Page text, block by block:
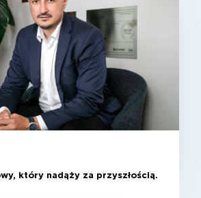
który nadąży za przyszłością.